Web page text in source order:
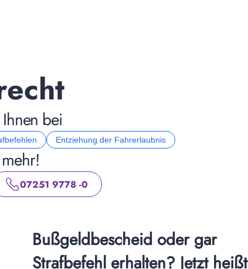
bei
Entziehung der Fahrerlaubnis
07251 9778 -0
Bußgeldbescheid oder gar
Strafbefehl erhalten? Jetzt heißt